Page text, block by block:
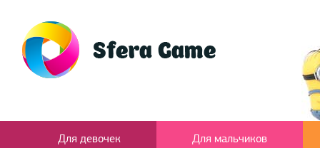
Для девочек Для мальчиков